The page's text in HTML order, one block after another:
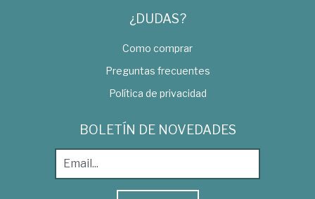
¿DUDAS?
Como comprar
Preguntas frecuentes
Política de privacidad
BOLETÍN DE NOVEDADES